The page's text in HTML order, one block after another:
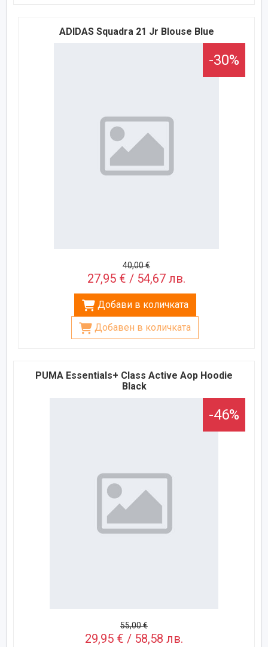
ADIDAS Squadra 21 Jr Blouse Blue
-30%
40,00 €
27,95 € / 54,67 лв.
Добави в количката
Добавен в количката
PUMA Essentials+ Class Active Aop Hoodie
Black
-46%
55,00 €
29,95 € / 58,58 лв.